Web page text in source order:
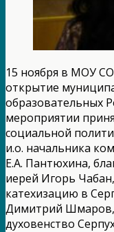
15 ноября в МОУ
открытие
образовательных
мероприятии
социальной
и.о. начальника
Е.А. Пантюхина,
иерей Игорь
катехизацию в
Димитрий Шмаров,
духовенство